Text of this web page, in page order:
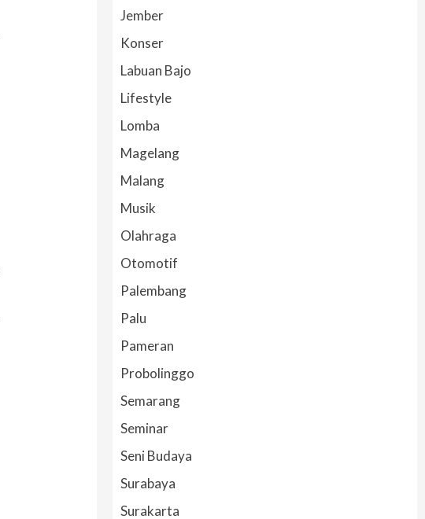
Jember
Konser
Labuan Bajo
Lifestyle
Lomba
Magelang
Malang
Musik
Olahraga
Otomotif
Palembang
Palu
Pameran
Probolinggo
Semarang
Seminar
Seni Budaya
Surabaya
Surakarta